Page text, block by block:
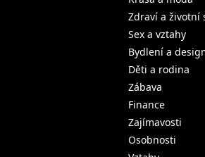
Zdraví a životní
Sex a vztahy
Bydlení a
Děti a rodina
Zábava
Finance
Zajímavosti
Osobnosti